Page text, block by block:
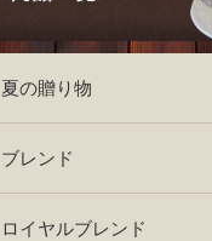
夏の贈り物
ブレンド
ロイヤルブレンド